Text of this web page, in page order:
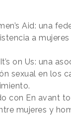
Aid: una
a
on Us: una
sexual en los
con En avant
mujeres y